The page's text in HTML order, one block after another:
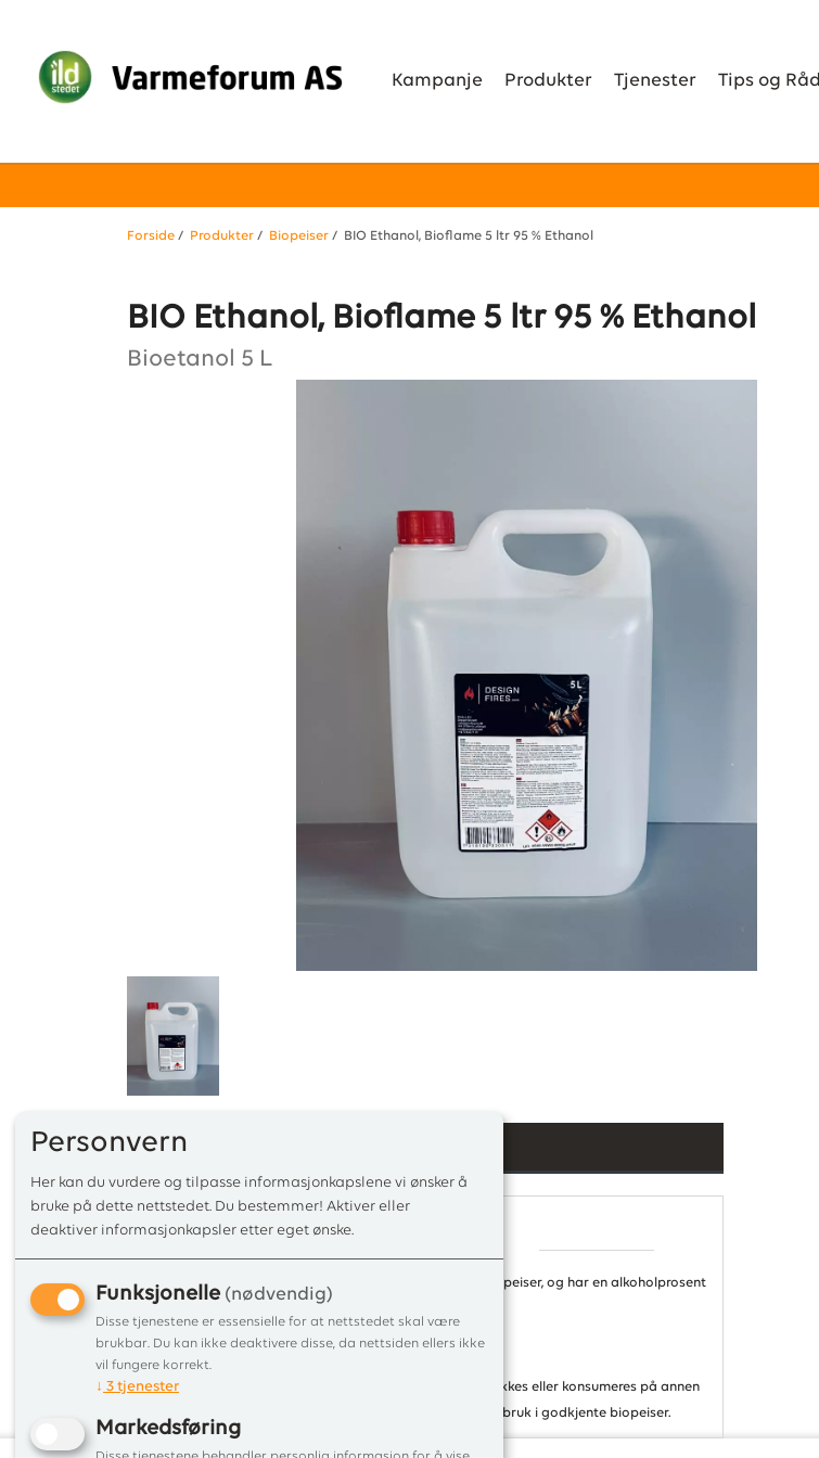
Kampanje Produkter Tjenester Tips og Råd
Forside / Produkter / Biopeiser / BIO Ethanol, Bioflame 5 ltr 95 % Ethanol
BIO Ethanol, Bioflame 5 ltr 95 % Ethanol
Bioetanol 5 L
Produktinfo
Denne DESIGN FIRE bioetanolen er egnet for bruk i alt biopeiser, og har en alkoholprosent
96.6%
MERK: Bioetanol skal ikke under noen omstendigheter drikkes eller konsumeres på annen
måte. Bioetanol er utelukkende beregnet for brenning og bruk i godkjente biopeiser.
Personvern
Her kan du vurdere og tilpasse informasjonkapslene vi ønsker å
bruke på dette nettstedet. Du bestemmer! Aktiver eller
deaktiver informasjonkapsler etter eget ønske.
Funksjonelle (nødvendig)
Disse tjenestene er essensielle for at nettstedet skal være
brukbar. Du kan ikke deaktivere disse, da nettsiden ellers ikke
vil fungere korrekt.
↓ 3 tjenester
Markedsføring